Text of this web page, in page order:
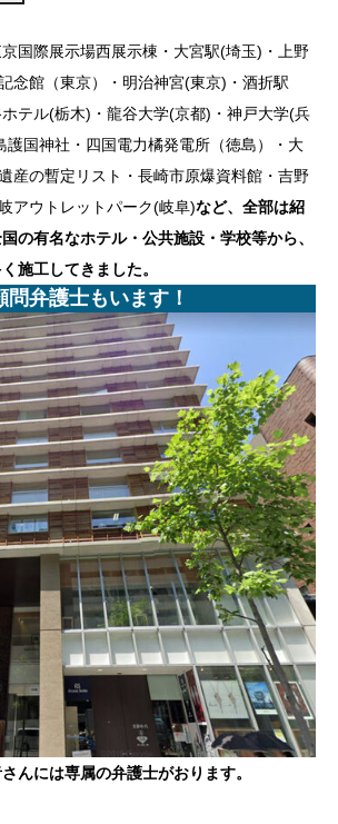
国際展示場西展示棟・大宮駅(埼玉)・上野
念館（東京）・明治神宮(東京)・酒折駅
ホテル(栃木)・龍谷大学(京都)・神戸大学(兵
護国神社・四国電力橘発電所（徳島）・大
産の暫定リスト・長崎市原爆資料館・吉野
アウトレットパーク(岐阜)など、全部は紹
の有名なホテル・公共施設・学校等から、
施工してきました。
問弁護士もいます！
んには専属の弁護士がおります。